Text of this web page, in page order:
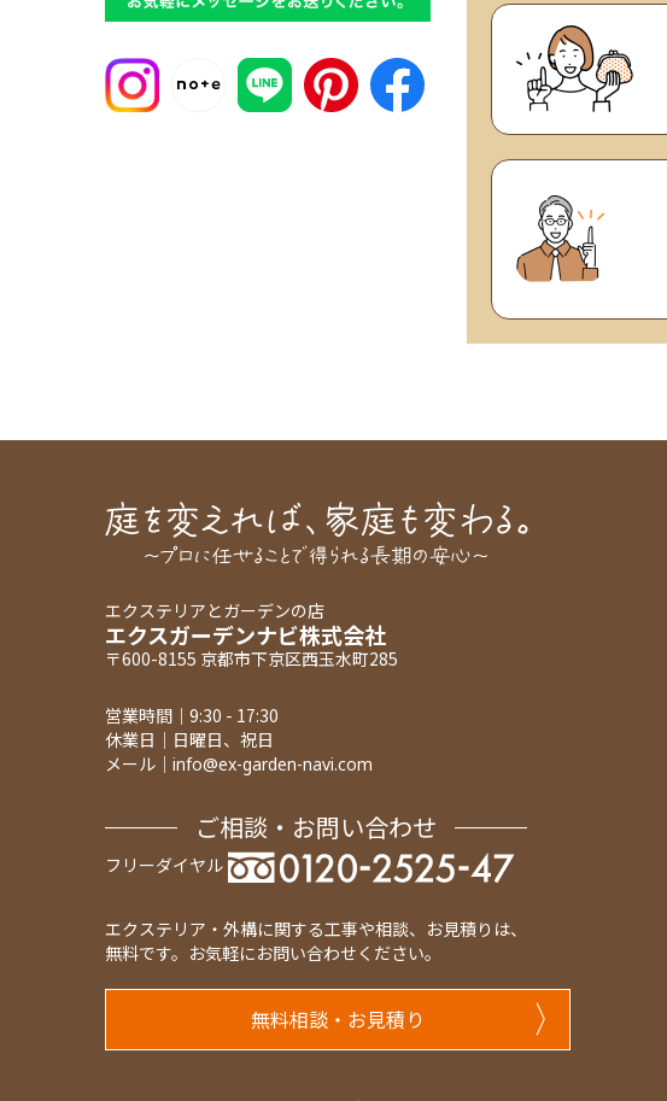
エクステリアとガーデンの店
エクスガーデンナビ株式会社
〒600-8155 京都市下京区西玉水町285
営業時間｜9:30 - 17:30
休業日｜日曜日、祝日
メール｜ info@ex-garden-navi.com
ご相談・お問い合わせ
フリーダイヤル
エクステリア・外構に関する工事や相談、お見積りは、
無料です。お気軽にお問い合わせください。
無料相談・お見積り